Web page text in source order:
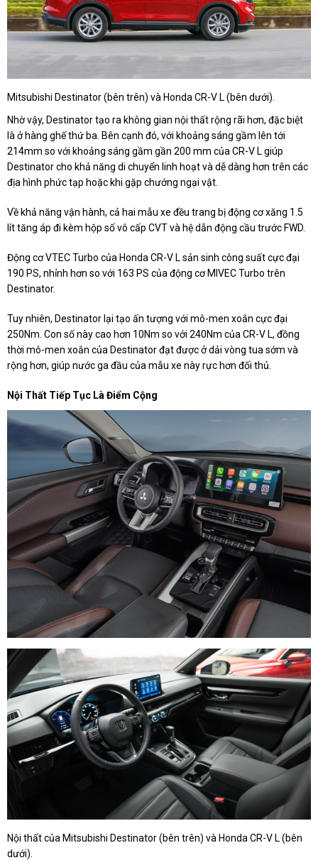
Mitsubishi Destinator (bên trên) và Honda CR-V L (bên dưới).
Nhờ vậy, Destinator tạo ra không gian nội thất rộng rãi hơn, đặc biệt
là ở hàng ghế thứ ba. Bên cạnh đó, với khoảng sáng gầm lên tới
214mm so với khoảng sáng gầm gần 200 mm của CR-V L giúp
Destinator cho khả năng di chuyển linh hoạt và dễ dàng hơn trên các
địa hình phức tạp hoặc khi gặp chướng ngại vật.
Về khả năng vận hành, cả hai mẫu xe đều trang bị động cơ xăng 1.5
lít tăng áp đi kèm hộp số vô cấp CVT và hệ dẫn động cầu trước FWD.
Động cơ VTEC Turbo của Honda CR-V L sản sinh công suất cực đại
190 PS, nhỉnh hơn so với 163 PS của động cơ MIVEC Turbo trên
Destinator.
Tuy nhiên, Destinator lại tạo ấn tượng với mô-men xoắn cực đại
250Nm. Con số này cao hơn 10Nm so với 240Nm của CR-V L, đồng
thời mô-men xoắn của Destinator đạt được ở dải vòng tua sớm và
rộng hơn, giúp nước ga đầu của mẫu xe này rực hơn đối thủ.
Nội Thất Tiếp Tục Là Điểm Cộng
Nội thất của Mitsubishi Destinator (bên trên) và Honda CR-V L (bên
dưới).